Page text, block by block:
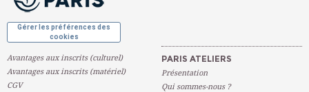
Gérer les préférences des
cookies
Avantages aux inscrits (culturel)
Avantages aux inscrits (matériel)
CGV
PARIS ATELIERS
Présentation
Qui sommes-nous ?